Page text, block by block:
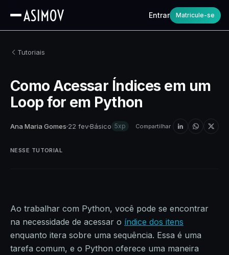
Entrar Matricule-se
Tutoriais
Como Acessar Índices em um
Loop for em Python
Ana Maria Gomes 22 fevBásico 5xp Compartilhar
Ao trabalhar com Python, você pode se encontrar
na necessidade de acessar o índice dos itens
enquanto itera sobre uma sequência. Essa é uma
tarefa comum, e o Python oferece uma maneira
NESSE TUTORIAL